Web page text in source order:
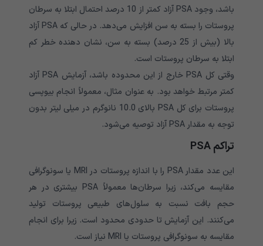
باشد، وجود PSA آزاد کمتر از 10 درصد احتمال ابتلا به سرطان
پروستات را بسته به سن افزایش می‌دهد. در حالی که PSA آزاد
بالا (بیش از 25 درصد) بسته به سن، نشان دهنده خطر کم
ابتلا به سرطان پروستات است.
وقتی کل PSA خارج از این محدوده باشد، آزمایش PSA آزاد
کمتر مرتبط خواهد بود. به عنوان مثال، معمولاً انجام بیوپسی
پروستات برای کل PSA بالای 10.0 نانوگرم در میلی لیتر بدون
توجه به مقدار PSA آزاد توصیه می‌شود.
تراکم PSA
این عدد مقدار PSA را با اندازه پروستات در MRI یا سونوگرافی
مقایسه می‌کند، زیرا سرطان‌ها معمولاً PSA بیشتری در هر
حجم بافت نسبت به سلول‌های طبیعی پروستات تولید
می‌کنند. این آزمایش تا حدودی محدود است. زیرا برای انجام
مقایسه به سونوگرافی پروستات یا MRI نیاز است.